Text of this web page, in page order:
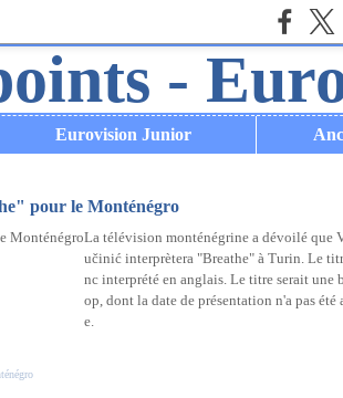
Eurovision Junior
pour le Monténégro
La télévision monténégrine a dévoilé que
učinić interprètera "Breathe" à Turin. Le
nc interprété en anglais. Le titre serait une
op, dont la date de présentation n'a pas été
e.